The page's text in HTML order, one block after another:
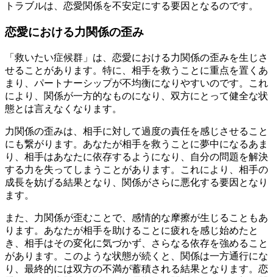
トラブルは、恋愛関係を不安定にする要因となるのです。
恋愛における力関係の歪み
「救いたい症候群」は、恋愛における力関係の歪みを生じさ
せることがあります。特に、相手を救うことに重点を置くあ
まり、パートナーシップが不均衡になりやすいのです。これ
により、関係が一方的なものになり、双方にとって健全な状
態とは言えなくなります。
力関係の歪みは、相手に対して過度の責任を感じさせること
にも繋がります。あなたが相手を救うことに夢中になるあま
り、相手はあなたに依存するようになり、自分の問題を解決
する力を失ってしまうことがあります。これにより、相手の
成長を妨げる結果となり、関係がさらに悪化する要因となり
ます。
また、力関係が歪むことで、感情的な摩擦が生じることもあ
ります。あなたが相手を助けることに疲れを感じ始めたと
き、相手はその変化に気づかず、さらなる依存を強めること
があります。このような状態が続くと、関係は一方通行にな
り、最終的には双方の不満が蓄積される結果となります。恋